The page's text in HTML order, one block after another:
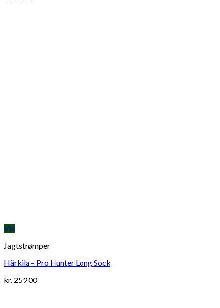
Vis
Jagtstrømper
Härkila – Pro Hunter Long Sock
kr. 259,00